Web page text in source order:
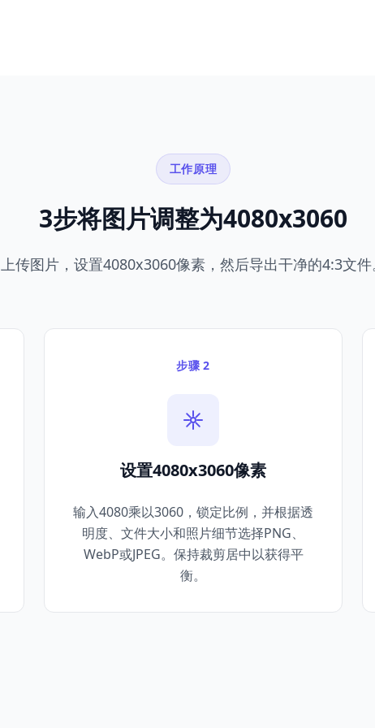
工作原理
3步将图片调整为4080x3060
上传图片，设置4080x3060像素，然后导出干净的4:3文件
步骤 2
设置4080x3060像素
输入4080乘以3060，锁定比例，并根据透
明度、文件大小和照片细节选择PNG、
WebP或JPEG。保持裁剪居中以获得平
衡。